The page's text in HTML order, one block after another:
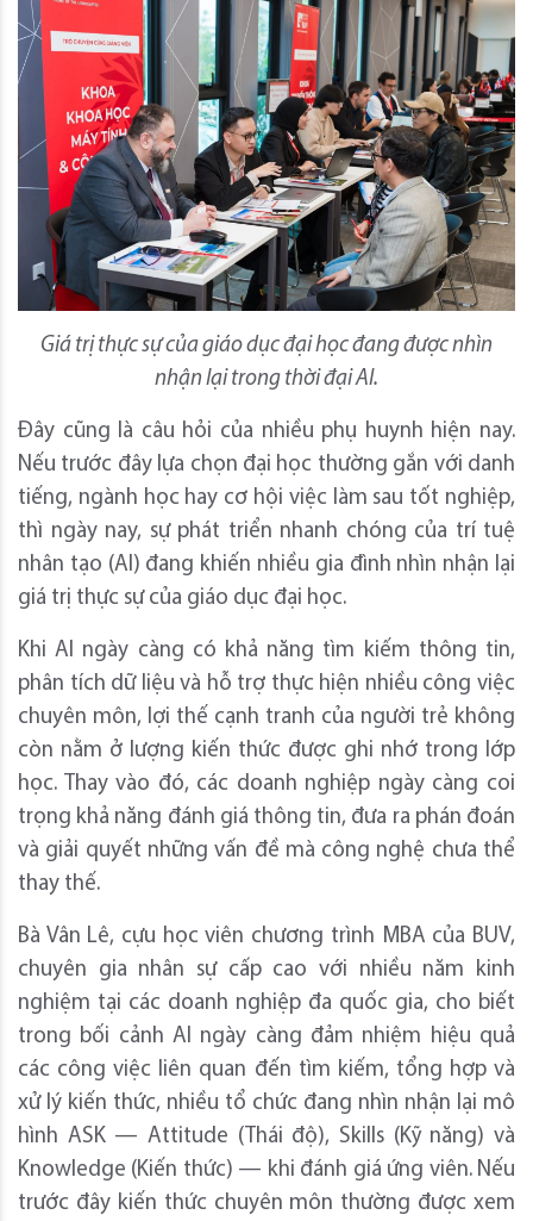
Giá trị thực sự của giáo dục đại học đang được nhìn
nhận lại trong thời đại AI.
Đây cũng là câu hỏi của nhiều phụ huynh hiện nay.
Nếu trước đây lựa chọn đại học thường gắn với danh
tiếng, ngành học hay cơ hội việc làm sau tốt nghiệp,
thì ngày nay, sự phát triển nhanh chóng của trí tuệ
nhân tạo (AI) đang khiến nhiều gia đình nhìn nhận lại
giá trị thực sự của giáo dục đại học.
Khi AI ngày càng có khả năng tìm kiếm thông tin,
phân tích dữ liệu và hỗ trợ thực hiện nhiều công việc
chuyên môn, lợi thế cạnh tranh của người trẻ không
còn nằm ở lượng kiến thức được ghi nhớ trong lớp
học. Thay vào đó, các doanh nghiệp ngày càng coi
trọng khả năng đánh giá thông tin, đưa ra phán đoán
và giải quyết những vấn đề mà công nghệ chưa thể
thay thế.
Bà Vân Lê, cựu học viên chương trình MBA của BUV,
chuyên gia nhân sự cấp cao với nhiều năm kinh
nghiệm tại các doanh nghiệp đa quốc gia, cho biết
trong bối cảnh AI ngày càng đảm nhiệm hiệu quả
các công việc liên quan đến tìm kiếm, tổng hợp và
xử lý kiến thức, nhiều tổ chức đang nhìn nhận lại mô
hình ASK — Attitude (Thái độ), Skills (Kỹ năng) và
Knowledge (Kiến thức) — khi đánh giá ứng viên. Nếu
trước đây kiến thức chuyên môn thường được xem